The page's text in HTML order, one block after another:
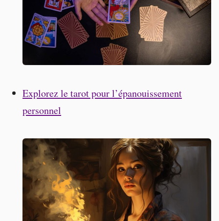
Explorez le tarot pour l’épanouissement
personnel